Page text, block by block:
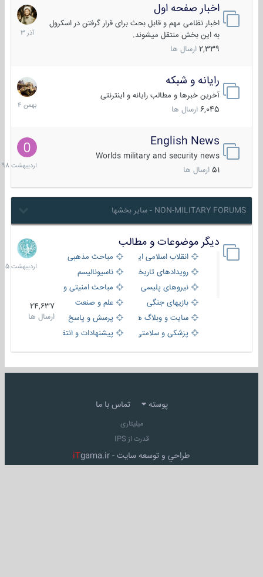
اخبار صفحه اول
اخبار نظامی مهم و قابل بحث برای قرار گرفتن در اسکرول
به این بخش منتقل میشوند.
2,339 ارسال ها
7
آذر
1403
رایانه و شبکه
آخرین خبرها و مطالب رایانه و اینترنتی
6,045 ارسال ها
30
بهمن
1404
English News
Worlds military and security news
51 ارسال ها
10
1398
NON-MILITARY FORUMS - سایر بخشها
دیگر موضوعات و مطالب
انقلاب اسلامی ایران
مباحث مذهبی
رویدادهای تاریخی و مذهبیناسیونالیسم
نیروهای پلیسی
مباحث امنیتی و اطلاعاتی
بازیهای جنگی
علم و صنعت
سایت و وبلاگ ها
پرسش و پاسخ
پزشکی و سلامتی
پیشنهادات و انتقادات
24,637
ارسال ها
8
1405
پوسته تماس با ما
میلیتاری
قدرت از IPS
طراحي و توسعه سايت - iTgama.ir